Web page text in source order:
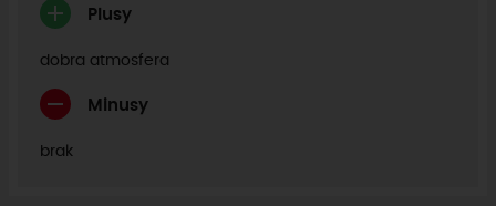
Plusy
dobra atmosfera
Minusy
brak